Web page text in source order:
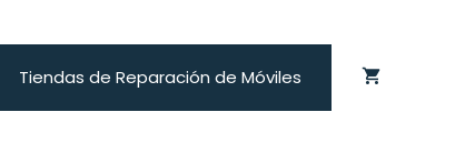
Tiendas de Reparación de Móviles